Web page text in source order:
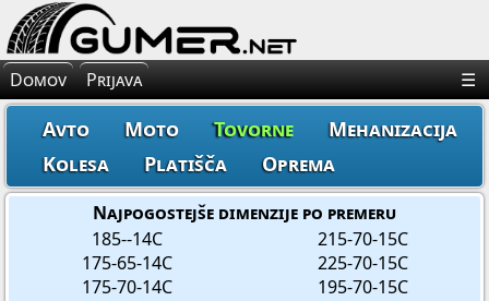
×
Avto Gume
Moto Gume
Tovorne Gume
Gume za Mehanizacijo
Gume za Kolo
Domov Prijava ☰
Avto Moto Tovorne
Mehanizacija
Kolesa
Platišča Oprema
Najpogostejše dimenzije po premeru
185--14C
175-65-14C
175-70-14C
215-70-15C
225-70-15C
195-70-15C